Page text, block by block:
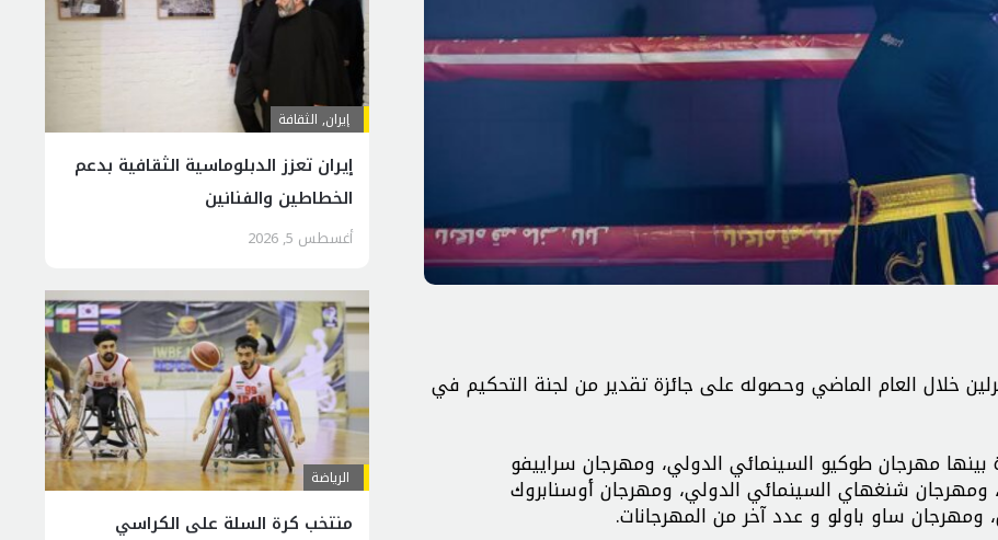
خلال العام الماضي وحصوله على جائزة تقدير من لجنة التحكيم في
مهرجان طوكيو السينمائي الدولي، ومهرجان سراييفو
ومهرجان شنغهاي السينمائي الدولي، ومهرجان أوسنابروك
ساو باولو و عدد آخر من المهرجانات.
إيران, الثقافة
إيران تعزز الدبلوماسية الثقافية بدعم
الخطاطين والفنانين
أغسطس 5, 2026
الرياضة
منتخب كرة السلة على الكراسي